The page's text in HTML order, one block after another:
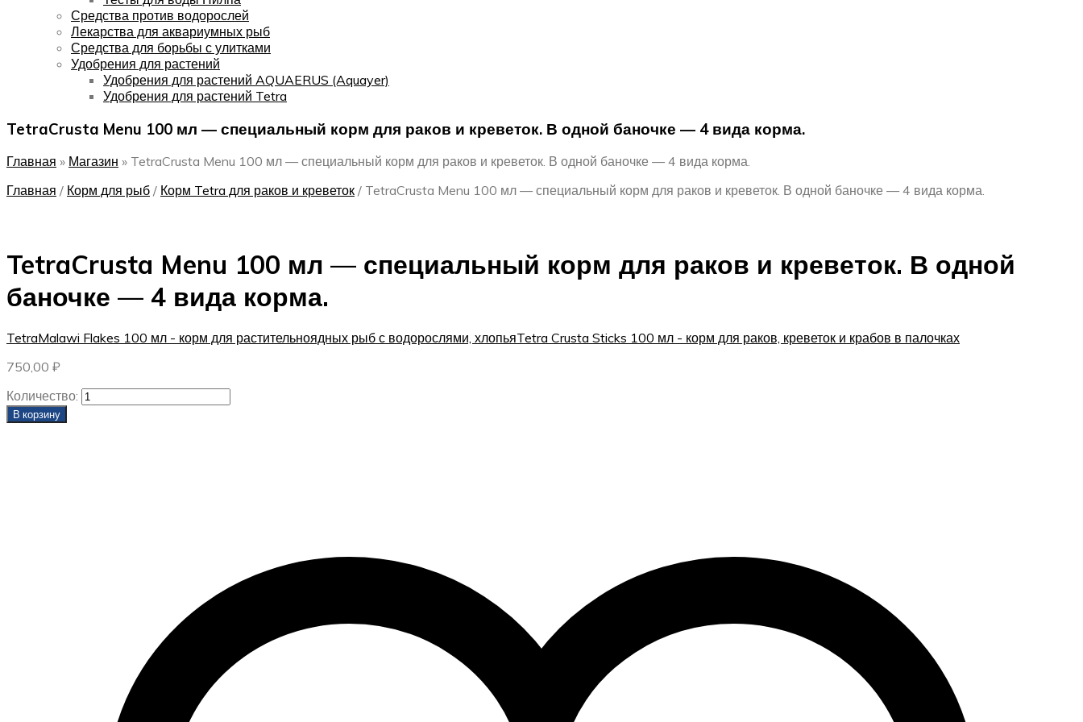
Средства против водорослей
Лекарства для аквариумных рыб
Средства для борьбы с улитками
Удобрения для растений
Удобрения для растений AQUAERUS (Aquayer)
Удобрения для растений Tetra
TetraCrusta Menu 100 мл — специальный корм для раков и креветок. В одной баночке — 4 вида корма.
Главная » Магазин » TetraCrusta Menu 100 мл — специальный корм для раков и креветок. В одной баночке — 4 вида корма.
Главная / Корм для рыб / Корм Tetra для раков и креветок / TetraCrusta Menu 100 мл — специальный корм для раков и креветок. В одной баночке — 4 вида корма.
TetraCrusta Menu 100 мл — специальный корм для раков и креветок. В одной
баночке — 4 вида корма.
TetraMalawi Flakes 100 мл - корм для растительноядных рыб с водорослями, хлопьяTetra Crusta Sticks 100 мл - корм для раков, креветок и крабов в палочках
750,00 ₽
Количество:
В корзину